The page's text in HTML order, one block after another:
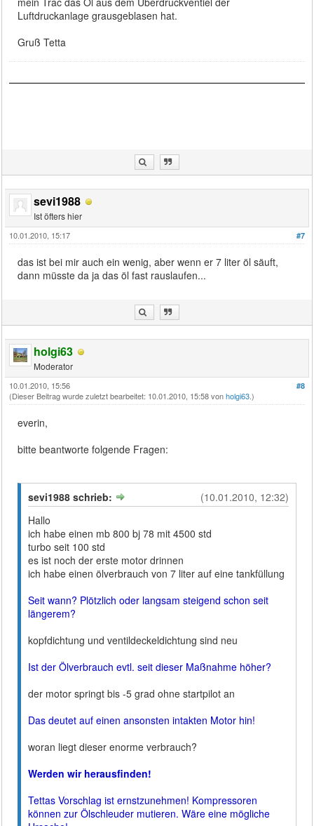
Luftdruckanlage grausgeblasen hat.
Gruß Tetta
sevi1988
Ist öfters hier
#7
10.01.2010, 15:17
das ist bei mir auch ein wenig, aber wenn er 7 liter öl säuft,
dann müsste da ja das öl fast rauslaufen...
holgi63
Moderator
#8
10.01.2010, 15:56
(Dieser Beitrag wurde zuletzt bearbeitet: 10.01.2010, 15:58 vonholgi63.)
everin,
bitte beantworte folgende Fragen:
(10.01.2010, 12:32)
sevi1988 schrieb:
Hallo
ich habe einen mb 800 bj 78 mit 4500 std
turbo seit 100 std
es ist noch der erste motor drinnen
ich habe einen ölverbrauch von 7 liter auf eine tankfüllung
Seit wann? Plötzlich oder langsam steigend schon seit
längerem?
kopfdichtung und ventildeckeldichtung sind neu
Ist der Ölverbrauch evtl. seit dieser Maßnahme höher?
der motor springt bis -5 grad ohne startpilot an
Das deutet auf einen ansonsten intakten Motor hin!
woran liegt dieser enorme verbrauch?
Werden wir herausfinden!
Tettas Vorschlag ist ernstzunehmen! Kompressoren
können zur Ölschleuder mutieren. Wäre eine mögliche